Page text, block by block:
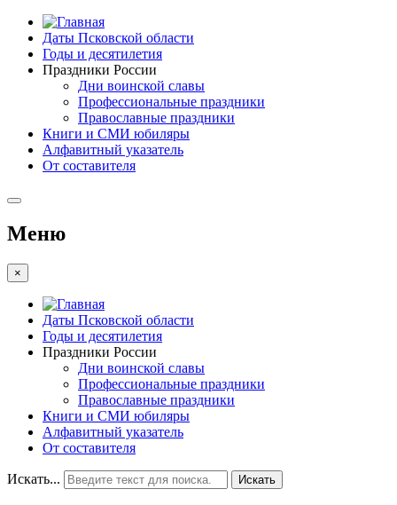
Даты Псковской области
Годы и десятилетия
Праздники России
Дни воинской славы
Профессиональные праздники
Православные праздники
Книги и СМИ юбиляры
Алфавитный указатель
От составителя
Меню
×
Даты Псковской области
Годы и десятилетия
Праздники России
Дни воинской славы
Профессиональные праздники
Православные праздники
Книги и СМИ юбиляры
Алфавитный указатель
От составителя
Искать... Искать